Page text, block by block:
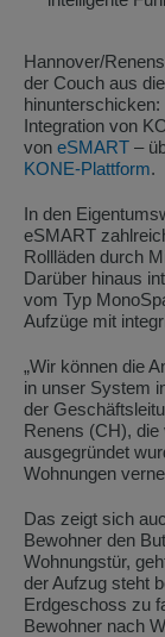
Hannover/
der Couch aus
Integration von
von eSMART –
KONE-Plattform.
In den
eSMART
Rollläden durch
Darüber hinaus
vom Typ
Aufzüge mit
„Wir können die
in unser System
der
Renens (CH),
ausgegründet
Wohnungen
Das zeigt sich
Bewohner den
Wohnungstür,
der Aufzug steht
Erdgeschoss zu
Bewohner nach